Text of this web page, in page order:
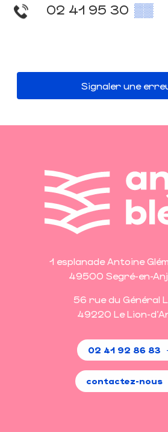
02 41 95 30 ▒▒
Signaler une
1 esplanade Antoine
49500 Segré-en-
56 rue du Général
49220 Le Lion-
02 41 92 86 83
contactez-nous